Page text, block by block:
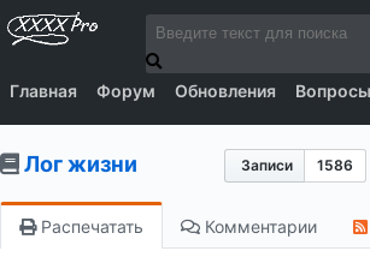
Главная Форум Обновления Вопросы
Записи 1586
Лог жизни
Распечатать Комментарии